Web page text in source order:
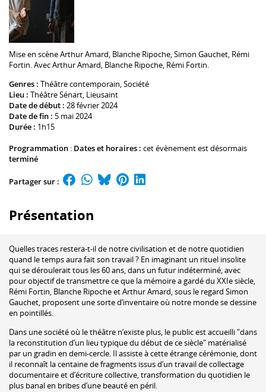
Mise en scèneArthur Amard Blanche Ripoche Simon Gauchet Rémi
Fortin . AvecArthur Amard Blanche Ripoche Rémi Fortin
Genres : Théâtre contemporain,Société
Lieu : Théâtre Sénart, Lieusaint
Date de début : 28 février 2024
Date de fin : 5 mai 2024
Durée : 1h15
Programmation : Dates et horaires : cet évènement est désormais
terminé
Partager sur :
Présentation
Quelles traces restera-t-il de notre civilisation et de notre quotidien
quand le temps aura fait son travail ? En imaginant un rituel insolite
qui se déroulerait tous les 60 ans, dans un futur indéterminé, avec
pour objectif de transmettre ce que la mémoire a gardé du XXIe siècle,
Rémi Fortin, Blanche Ripoche et Arthur Amard, sous le regard Simon
Gauchet, proposent une sorte d’inventaire où notre monde se dessine
en pointillés.
Dans une société où le théâtre n’existe plus, le public est accueilli "dans
la reconstitution d’un lieu typique du début de ce siècle" matérialisé
par un gradin en demi-cercle. Il assiste à cette étrange cérémonie, dont
il reconnaît la centaine de fragments issus d’un travail de collectage
documentaire et d’écriture collective, transformation du quotidien le
plus banal en bribes d’une beauté en péril.